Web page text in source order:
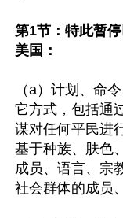
第1节：特此暂
美国：
（a）计划、命
它方式，包括通
谋对任何平民进
基于种族、肤色
成员、语言、宗
社会群体的成员